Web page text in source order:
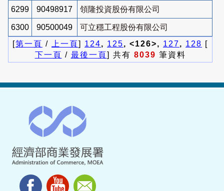
6299 90498917 領隆投資股份有限公司
6300 90500049
可立穩工程股份有限公司
[第一頁 / 上一頁] 124, 125, <126>, 127, 128 [
下一頁 / 最後一頁] 共有 8039 筆資料